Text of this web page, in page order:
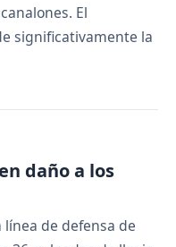
El
significativamente la
daño a los
línea de defensa de